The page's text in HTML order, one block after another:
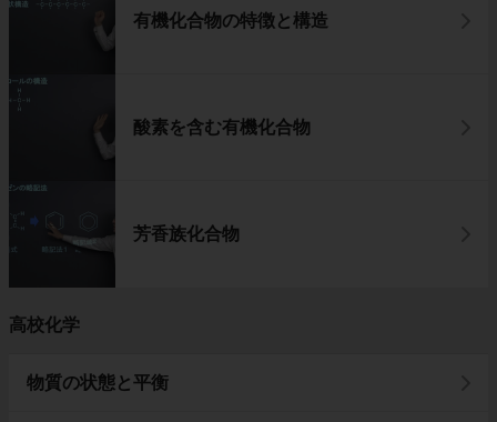
有機化合物の特徴と構造
酸素を含む有機化合物
芳香族化合物
高校化学
物質の状態と平衡